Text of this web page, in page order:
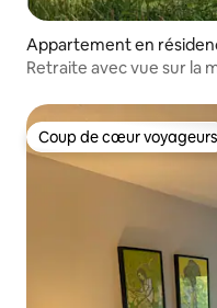
Appartement en
Retraite avec vue sur la
Coup de cœur voyageurs
Coup de cœur voyageurs